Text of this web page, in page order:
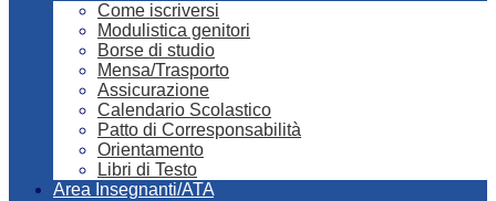
Come iscriversi
Modulistica genitori
Borse di studio
Mensa/Trasporto
Assicurazione
Calendario Scolastico
Patto di Corresponsabilità
Orientamento
Libri di Testo
Area Insegnanti/ATA